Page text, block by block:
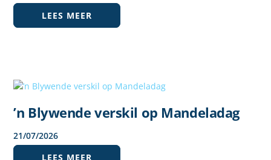
LEES MEER
’n Blywende verskil op Mandeladag
21/07/2026
LEES MEER